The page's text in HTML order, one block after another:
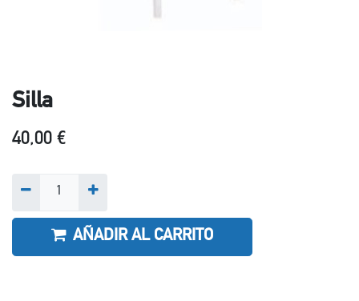
Silla
40,00 €
AÑADIR AL CARRITO